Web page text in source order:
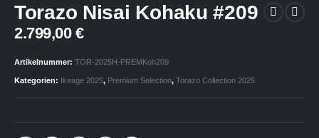
Torazo Nisai Kohaku #209
2.799,00 €
Artikelnummer: TOR-2025H-PREMKoh209
Kategorien: Ikeage 2025, Premium Selection, Torazo Collection 2025